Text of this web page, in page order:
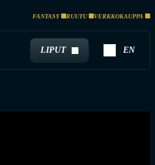
FANTASY RUUTU VERKKOKAUPPA
LIPUT EN